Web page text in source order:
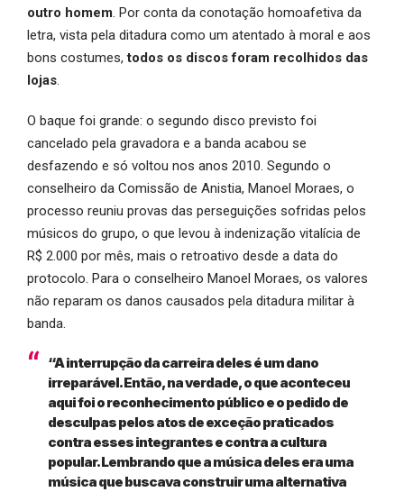
outro homem. Por conta da conotação homoafetiva da
letra, vista pela ditadura como um atentado à moral e aos
bons costumes,todos os discos foram recolhidos das
lojas.
O baque foi grande: o segundo disco previsto foi
cancelado pela gravadora e a banda acabou se
desfazendo e só voltou nos anos 2010. Segundo o
conselheiro da Comissão de Anistia, Manoel Moraes, o
processo reuniu provas das perseguições sofridas pelos
músicos do grupo, o que levou à indenização vitalícia de
R$ 2.000 por mês, mais o retroativo desde a data do
protocolo. Para o conselheiro Manoel Moraes, os valores
não reparam os danos causados pela ditadura militar à
banda.
“A interrupção da carreira deles é um dano
irreparável. Então, na verdade, o que aconteceu
aqui foi o reconhecimento público e o pedido de
desculpas pelos atos de exceção praticados
contra esses integrantes e contra a cultura
popular. Lembrando que a música deles era uma
música que buscava construir uma alternativa